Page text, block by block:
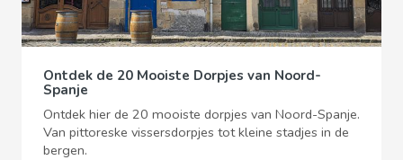
Ontdek de 20 Mooiste Dorpjes van Noord-
Spanje
Ontdek hier de 20 mooiste dorpjes van Noord-Spanje.
Van pittoreske vissersdorpjes tot kleine stadjes in de
bergen.